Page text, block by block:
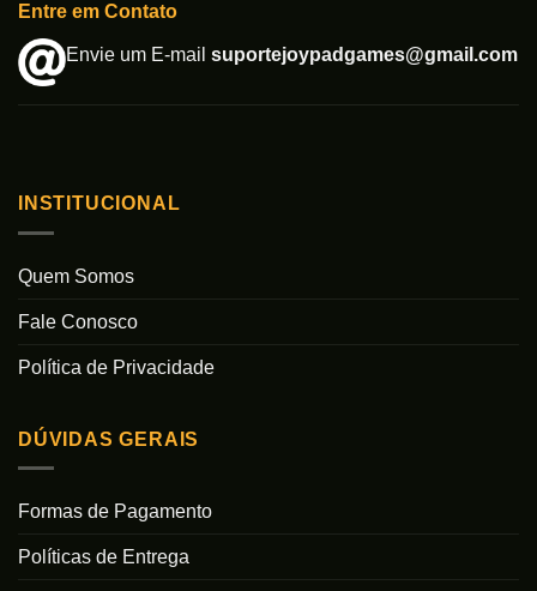
Entre em Contato
Envie um E-mail suportejoypadgames@gmail.com
INSTITUCIONAL
Quem Somos
Fale Conosco
Política de Privacidade
DÚVIDAS GERAIS
Formas de Pagamento
Políticas de Entrega